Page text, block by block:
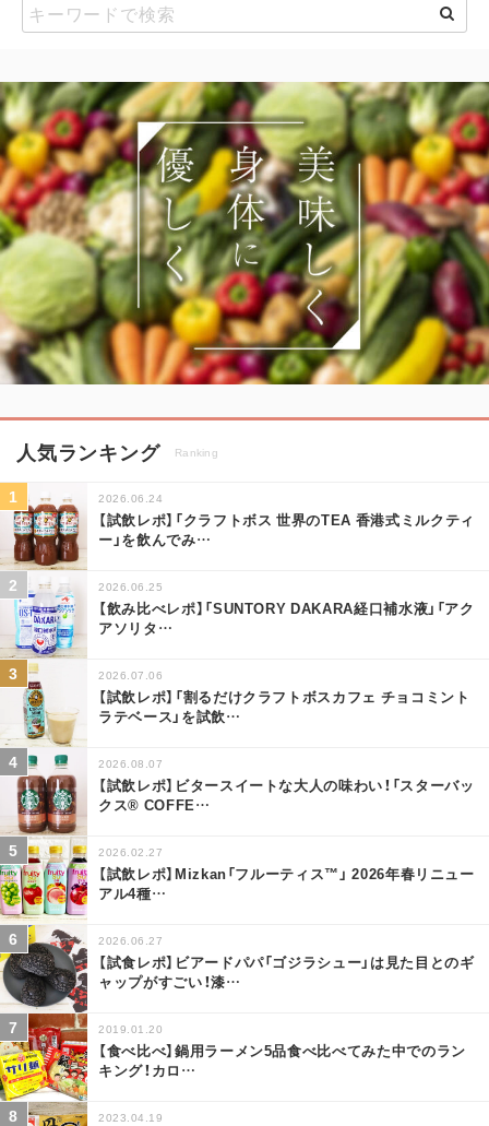
人気ランキング Ranking
2026.06.24
【試飲レポ】「クラフトボス 世界のTEA 香港式ミルクティ
ー」を飲んでみ…
2026.06.25
【飲み比べレポ】「SUNTORY DAKARA経口補水液」「アク
アソリタ…
2026.07.06
【試飲レポ】「割るだけクラフトボスカフェ チョコミント
ラテベース」を試飲…
2026.08.07
【試飲レポ】ビタースイートな大人の味わい！「スターバッ
クス® COFFE…
2026.02.27
【試飲レポ】Mizkan「フルーティス™」 2026年春リニュー
アル4種…
2026.06.27
【試食レポ】ビアードパパ「ゴジラシュー」は見た目とのギ
ャップがすごい！漆…
2019.01.20
【食べ比べ】鍋用ラーメン5品食べ比べてみた中でのラン
キング！カロ …
2023.04.19